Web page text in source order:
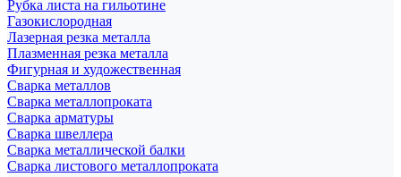
Рубка листа на гильотине
Газокислородная
Лазерная резка металла
Плазменная резка металла
Фигурная и художественная
Сварка металлов
Сварка металлопроката
Сварка арматуры
Сварка швеллера
Сварка металлической балки
Сварка листового металлопроката